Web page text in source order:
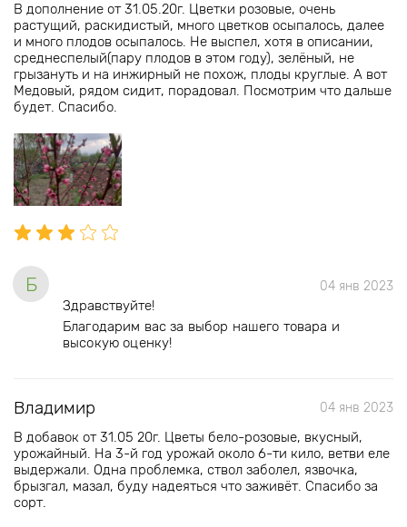
В дополнение от 31.05.20г. Цветки розовые, очень
растущий, раскидистый, много цветков осыпалось, далее
и много плодов осыпалось. Не выспел, хотя в описании,
среднеспелый(пару плодов в этом году), зелёный, не
грызануть и на инжирный не похож, плоды круглые. А вот
Медовый, рядом сидит, порадовал. Посмотрим что дальше
будет. Спасибо.
Б 04 янв 2023
Здравствуйте!
Благодарим вас за выбор нашего товара и
высокую оценку!
Владимир 04 янв 2023
В добавок от 31.05 20г. Цветы бело-розовые, вкусный,
урожайный. На 3-й год урожай около 6-ти кило, ветви еле
выдержали. Одна проблемка, ствол заболел, язвочка,
брызгал, мазал, буду надеяться что заживёт. Спасибо за
сорт.